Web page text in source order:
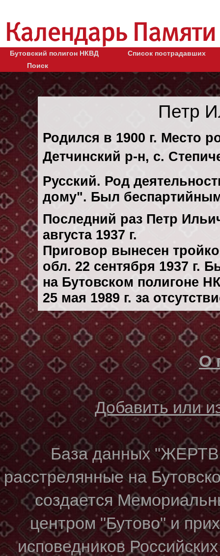
Бутовский полигон НКВД
Список пострадавших
Поиск
Петр
Родился в 1900 г. Место
Детчинский р-н, с.
Русский. Род
дому". Был
Последний раз Петр
августа 1937 г.
Приговор вынесен
обл. 22 сентября 1937 г.
на Бутовском полигоне
25 мая 1989 г. за
О
Добавить или
База данных
расстрелянные на
создается
центром "Бутово" и
исповедников